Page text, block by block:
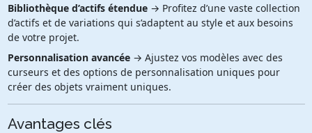
Bibliothèque d’actifs étendue→ Profitez d’une vaste collection
d’actifs et de variations qui s’adaptent au style et aux besoins
de votre projet.
Personnalisation avancée→ Ajustez vos modèles avec des
curseurs et des options de personnalisation uniques pour
créer des objets vraiment uniques.
Avantages clés